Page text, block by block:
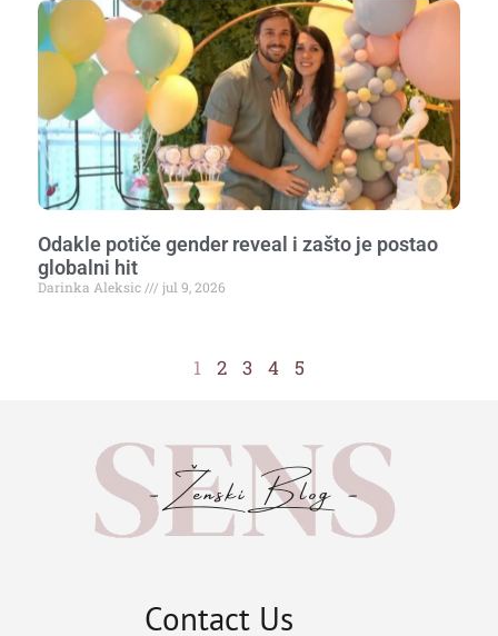
Odakle potiče gender reveal i zašto je postao
globalni hit
Darinka Aleksic jul 9, 2026
1 2 3 4 5
Contact Us